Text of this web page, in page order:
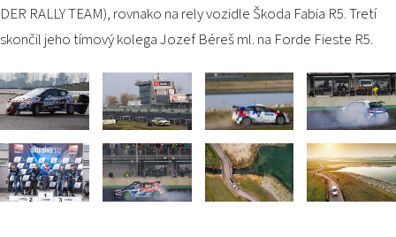
DER RALLY TEAM), rovnako na rely vozidle Škoda Fabia R5. Tretí
skončil jeho tímový kolega Jozef Béreš ml. na Forde Fieste R5.